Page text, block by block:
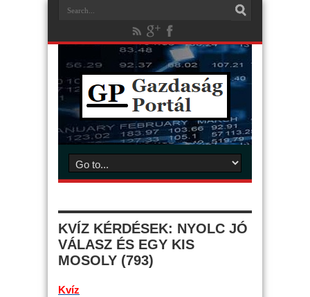
KVÍZ KÉRDÉSEK: NYOLC JÓ
VÁLASZ ÉS EGY KIS
MOSOLY (793)
Kvíz